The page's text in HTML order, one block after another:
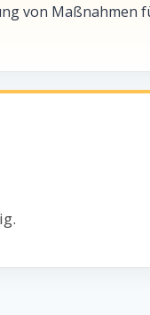
von Maßnahmen